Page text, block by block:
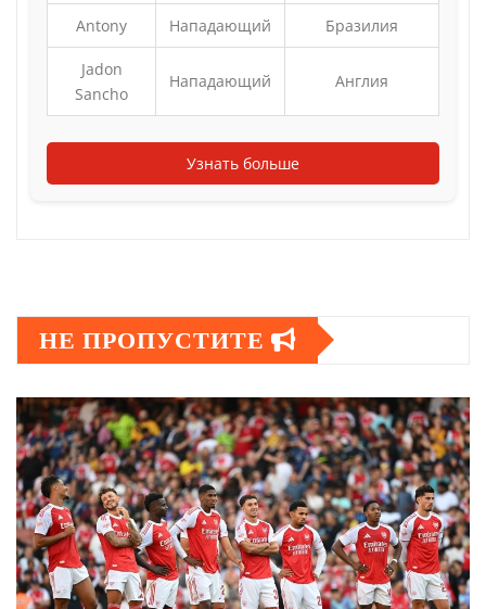
Antony Нападающий Бразилия
Jadon
Sancho
Нападающий Англия
Узнать больше
НЕ ПРОПУСТИТЕ